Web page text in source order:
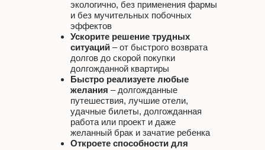
экологично, без применения фармы
и без мучительных побочных
эффектов
Ускорите решение трудных
ситуаций – от быстрого возврата
долгов до скорой покупки
долгожданной квартиры
Быстро реализуете любые
желания – долгожданные
путешествия, лучшие отели,
удачные билеты, долгожданная
работа или проект и даже
желанный брак и зачатие ребенка
Откроете способности для